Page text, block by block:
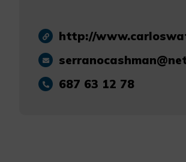
http://
687 63 12 78